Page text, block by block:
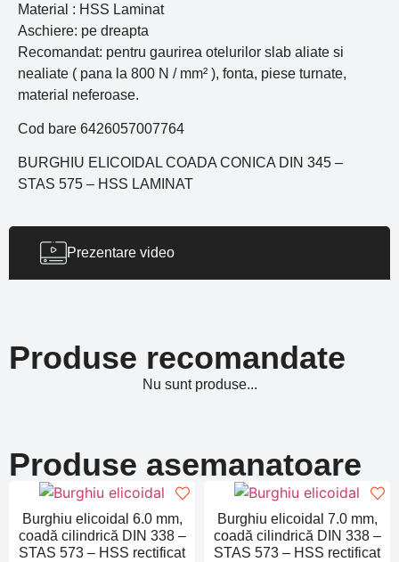
Prezentare video
Material : HSS Laminat
Aschiere: pe dreapta
Recomandat: pentru gaurirea otelurilor slab aliate si
nealiate ( pana la 800 N / mm² ), fonta, piese turnate,
material neferoase.
Cod bare 6426057007764
BURGHIU ELICOIDAL COADA CONICA DIN 345 –
STAS 575 – HSS LAMINAT
Produse recomandate
Nu sunt produse...
Produse asemanatoare
Burghiu elicoidal 6.0 mm,
coadă cilindrică DIN 338 –
STAS 573 – HSS rectificat
Burghiu elicoidal 7.0 mm,
coadă cilindrică DIN 338 –
STAS 573 – HSS rectificat